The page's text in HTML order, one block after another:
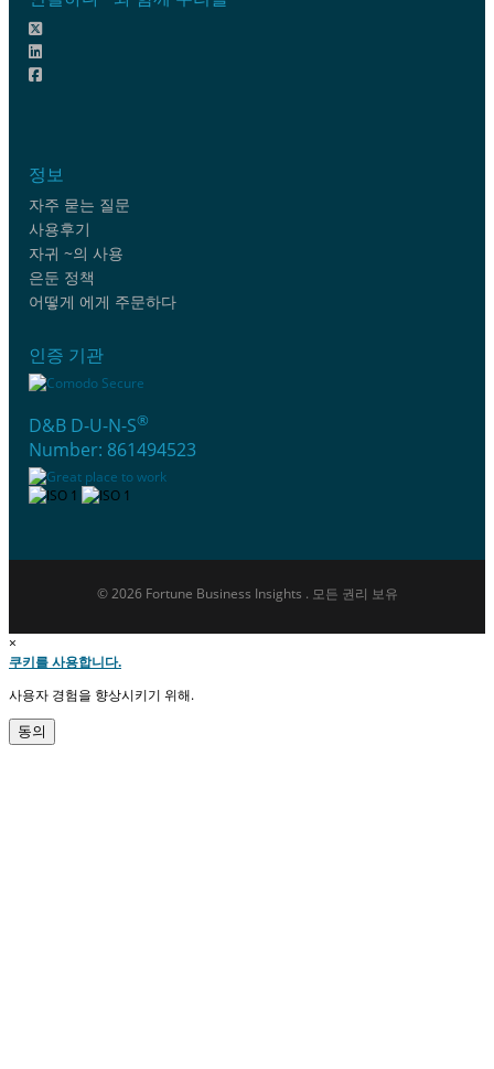
정보
자주 묻는 질문
사용후기
자귀 ~의 사용
은둔 정책
어떻게 에게 주문하다
인증 기관
D&B D-U-N-S®
Number: 861494523
© 2026 Fortune Business Insights . 모든 권리 보유
×
쿠키를 사용합니다.
사용자 경험을 향상시키기 위해.
동의